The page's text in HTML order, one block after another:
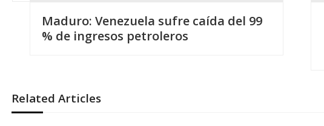
e
Maduro: Venezuela sufre caída del 99
% de ingresos petroleros
Related Articles